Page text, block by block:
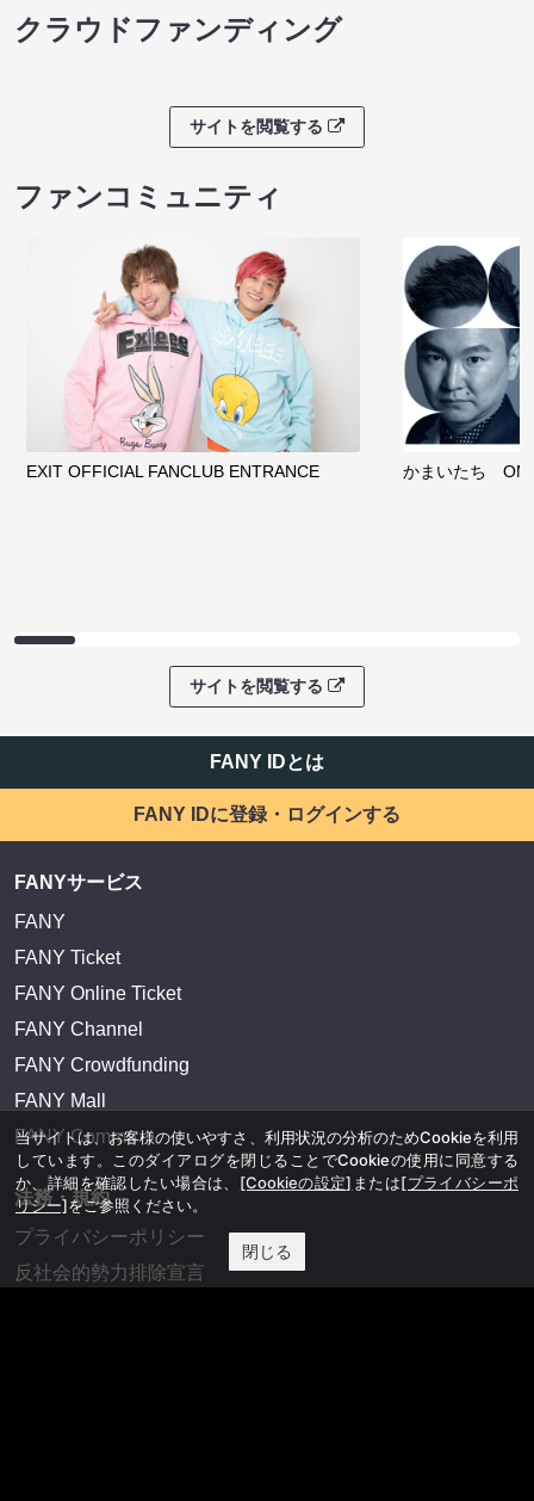
クラウドファンディング
サイトを閲覧する
ファンコミュニティ
EXIT OFFICIAL FANCLUB ENTRANCE かまいたち
サイトを閲覧する
FANY IDとは
FANY IDに登録・ログインする
FANYサービス
FANY
FANY Ticket
FANY Online Ticket
FANY Channel
FANY Crowdfunding
FANY Mall
FANY Commu
法務・規約
プライバシーポリシー
反社会的勢力排除宣言
当サイトは、お客様の使いやすさ、利用状況の分析のためCookieを利用
しています。このダイアログを閉じることでCookieの使用に同意する
か、詳細を確認したい場合は、 [Cookieの設定] または[プライバシーポ
リシー]をご参照ください。
閉じる